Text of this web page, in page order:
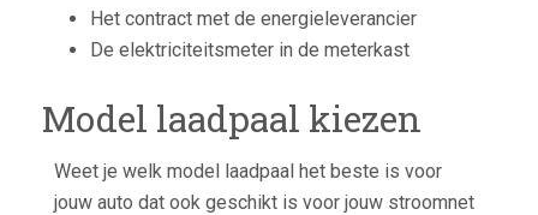
Het contract met de energieleverancier
De elektriciteitsmeter in de meterkast
Model laadpaal kiezen
Weet je welk model laadpaal het beste is voor
jouw auto dat ook geschikt is voor jouw stroomnet